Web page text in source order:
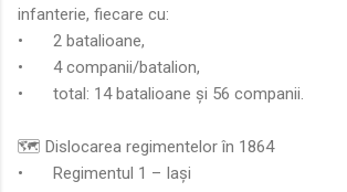
infanterie, fiecare cu:
•
2 batalioane,
•
4 companii/batalion,
•
total: 14 batalioane și 56 companii.
🗺️ Dislocarea regimentelor în 1864
•
Regimentul 1 – Iași